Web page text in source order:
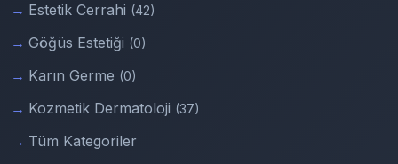
Estetik Cerrahi (42)
Göğüs Estetiği (0)
Karın Germe (0)
Kozmetik Dermatoloji (37)
Tüm Kategoriler